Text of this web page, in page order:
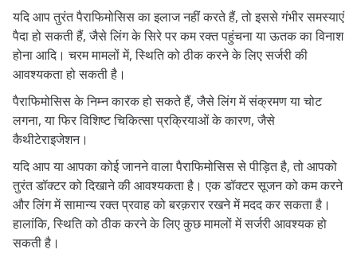
यदि आप तुरंत पैराफिमोसिस का इलाज नहीं करते हैं, तो इससे गंभीर समस्याएं
पैदा हो सकती हैं, जैसे लिंग के सिरे पर कम रक्त पहुंचना या ऊतक का विनाश
होना आदि। चरम मामलों में, स्थिति को ठीक करने के लिए सर्जरी की
आवश्यकता हो सकती है।
पैराफिमोसिस के निम्न कारक हो सकते हैं, जैसे लिंग में संक्रमण या चोट
लगना, या फिर विशिष्ट चिकित्सा प्रक्रियाओं के कारण, जैसे
कैथीटेराइजेशन।
यदि आप या आपका कोई जानने वाला पैराफिमोसिस से पीड़ित है, तो आपको
तुरंत डॉक्टर को दिखाने की आवश्यकता है। एक डॉक्टर सूजन को कम करने
और लिंग में सामान्य रक्त प्रवाह को बरक़रार रखने में मदद कर सकता है।
हालांकि, स्थिति को ठीक करने के लिए कुछ मामलों में सर्जरी आवश्यक हो
सकती है।